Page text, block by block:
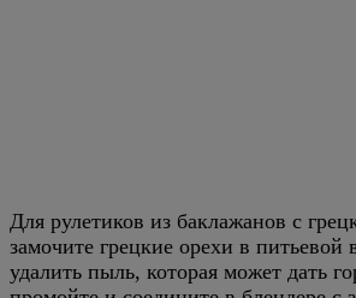
Для рулетиков из баклажанов с
замочите грецкие орехи в питьевой
удалить пыль, которая может дать